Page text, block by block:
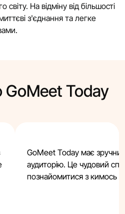
світу. На відміну від більшості
з'єднання та легке
GoMeet Today
GoMeet Today має зручний
аудиторію. Це чудовий
познайомитися з кимось